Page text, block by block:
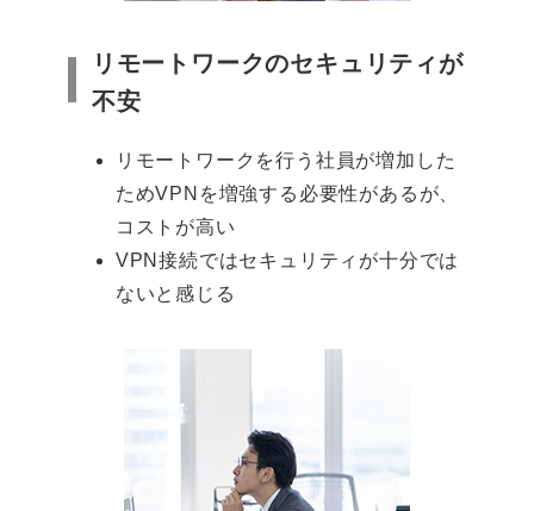
リモートワークのセキュリティが
不安
リモートワークを行う社員が増加した
ためVPNを増強する必要性があるが、
コストが高い
VPN接続ではセキュリティが十分では
ないと感じる